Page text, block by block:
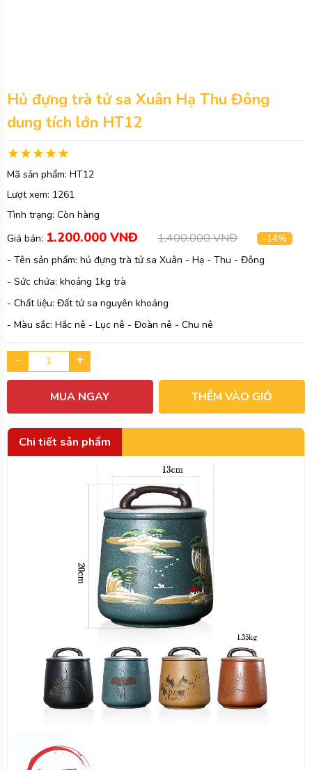
Hủ đựng trà tử sa Xuân Hạ Thu Đông
dung tích lớn HT12
Mã sản phẩm: HT12
Lượt xem: 1261
Tình trạng: Còn hàng
Giá bán: 1.200.000 VNĐ 1.400.000 VNĐ
-14%
- Tên sản phẩm: hủ đựng trà tử sa Xuân - Hạ - Thu - Đông
- Sức chứa: khoảng 1kg trà
- Chất liệu: Đất tử sa nguyên khoáng
- Màu sắc: Hắc nê - Lục nê - Đoàn nê - Chu nê
- +
MUA NGAY THÊM VÀO GIỎ
Chi tiết sản phẩm